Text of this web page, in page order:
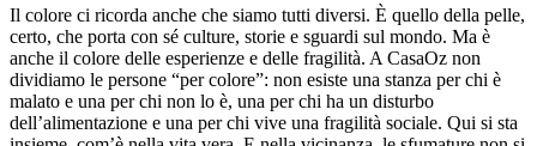
Il colore ci ricorda anche che siamo tutti diversi. È quello della pelle,
certo, che porta con sé culture, storie e sguardi sul mondo. Ma è
anche il colore delle esperienze e delle fragilità. A CasaOz non
dividiamo le persone “per colore”: non esiste una stanza per chi è
malato e una per chi non lo è, una per chi ha un disturbo
dell’alimentazione e una per chi vive una fragilità sociale. Qui si sta